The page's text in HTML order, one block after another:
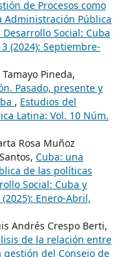
de Procesos como
Pública
Social: Cuba
(2024): Septiembre-
Pineda,
Pasado, presente y
, Estudios del
Latina: Vol. 10 Núm.
Rosa Muñoz
Cuba: una
de las políticas
Social: Cuba y
Enero-Abril,
Andrés Crespo Berti,
de la relación entre
del Consejo de